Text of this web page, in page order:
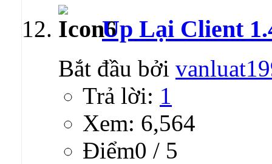
Up Lại Client
Bắt đầu bởi
Trả lời: 1
Xem: 6,564
Ðiểm0 / 5